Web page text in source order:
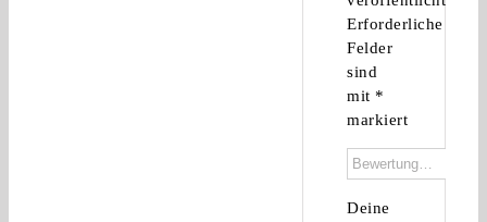
Erforderliche
Felder
sind
mit *
markiert
Deine